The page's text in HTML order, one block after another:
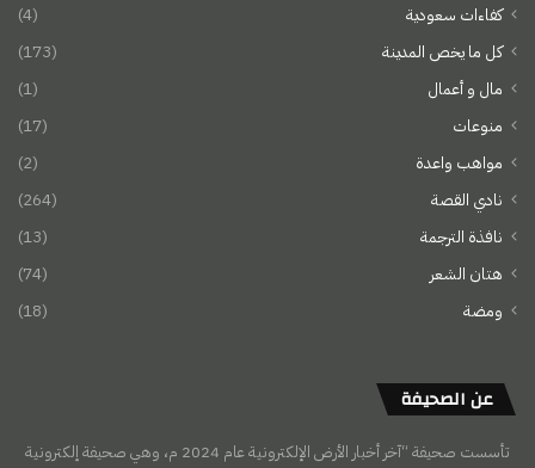
كفاءات سعودية
(4)
كل ما يخص المدينة
(173)
مال و أعمال
(1)
منوعات
(17)
مواهب واعدة
(2)
نادي القصة
(264)
نافذة الترجمة
(13)
هتان الشعر
(74)
ومضة
(18)
عن الصحيفة
تأسست صحيفة “آخر أخبار الأرض الإلكترونية عام 2024 م، وهي صحيفة إلكترونية